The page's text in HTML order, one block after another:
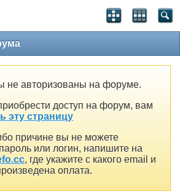
не авторизованы на форуме.
доступ на форум, вам
эту страницу
причине вы не можете
или логин, напишите на
, где укажите с какого email и
оплата.